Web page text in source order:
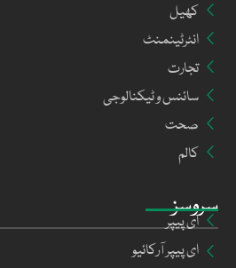
سروسز
ای پیپر
ای پیپر آرکائیو
کھیل
انٹرٹینمنٹ
تجارت
سائنس و ٹیکنالوجی
صحت
کالم